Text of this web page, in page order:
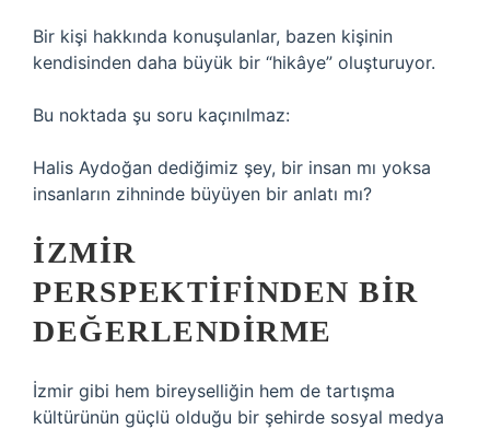
Bir kişi hakkında konuşulanlar, bazen kişinin
kendisinden daha büyük bir “hikâye” oluşturuyor.
Bu noktada şu soru kaçınılmaz:
Halis Aydoğan dediğimiz şey, bir insan mı yoksa
insanların zihninde büyüyen bir anlatı mı?
İZMIR
PERSPEKTIFINDEN BIR
DEĞERLENDIRME
İzmir gibi hem bireyselliğin hem de tartışma
kültürünün güçlü olduğu bir şehirde sosyal medya